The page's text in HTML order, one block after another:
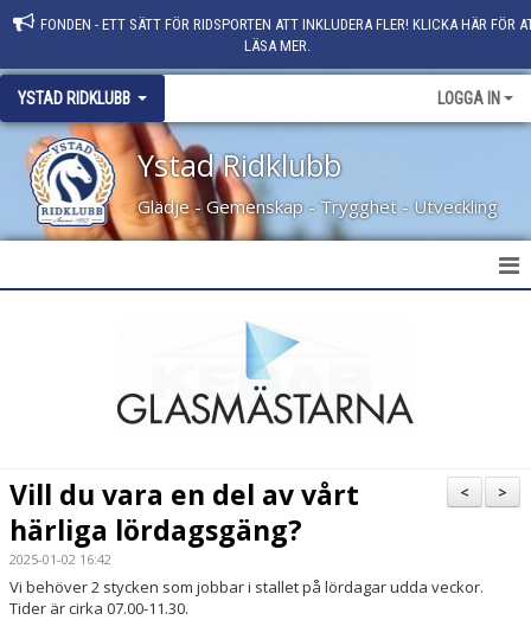
FONDEN - ETT SÄTT FÖR RIDSPORTEN ATT INKLUDERA FLER! KLICKA HÄR FÖR
LÄSA MER.
YSTAD RIDKLUBB LOGGA IN
Ystad Ridklubb
Glädje - Gemenskap - Trygghet - Utveckling
PERSONAL
>
<
Vill du vara en del av vårt
härliga lördagsgäng?
2025-01-02 16:42
Vi behöver 2 stycken som jobbar i stallet på lördagar udda veckor.
Tider är cirka 07.00-11.30.